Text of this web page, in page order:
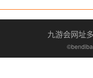
九游会网址